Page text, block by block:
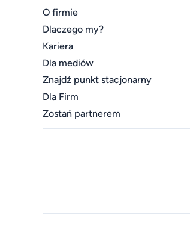
O firmie
Dlaczego my?
Kariera
Dla mediów
Znajdź punkt stacjonarny
Dla Firm
Zostań partnerem